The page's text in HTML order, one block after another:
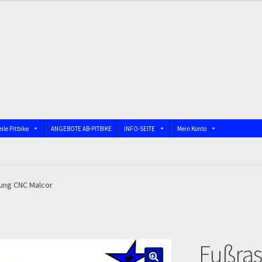
Pitbike ANGEBOTE AB-PITBIKE INFO-SEITE Mein Konto
Impressum
Pitbike JuniorPitbike-Training
CNC Malcor